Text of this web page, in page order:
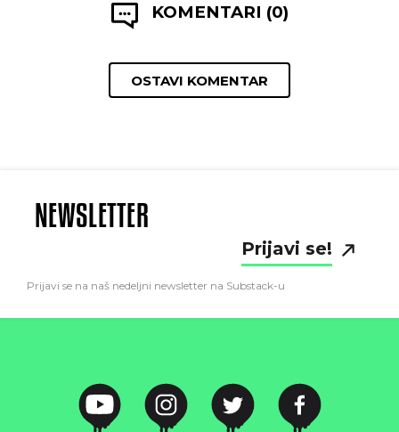
KOMENTARI (0)
OSTAVI KOMENTAR
NEWSLETTER
Prijavi se!
Prijavi se na naš nedeljni newsletter na Substack-u